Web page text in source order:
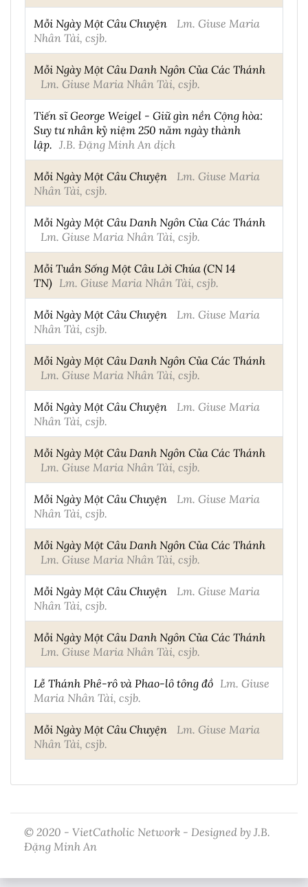
Mỗi Ngày Một Câu Chuyện
Lm. Giuse Maria
Nhân Tài, csjb.
Mỗi Ngày Một Câu Danh Ngôn Của Các Thánh
Lm. Giuse Maria Nhân Tài, csjb.
Tiến sĩ George Weigel - Giữ gìn nền Cộng hòa:
Suy tư nhân kỷ niệm 250 năm ngày thành
lập. J.B. Đặng Minh An dịch
Mỗi Ngày Một Câu Chuyện
Lm. Giuse Maria
Nhân Tài, csjb.
Mỗi Ngày Một Câu Danh Ngôn Của Các Thánh
Lm. Giuse Maria Nhân Tài, csjb.
Mỗi Tuần Sống Một Câu Lời Chúa (CN 14
TN) Lm. Giuse Maria Nhân Tài, csjb.
Mỗi Ngày Một Câu Chuyện
Lm. Giuse Maria
Nhân Tài, csjb.
Mỗi Ngày Một Câu Danh Ngôn Của Các Thánh
Lm. Giuse Maria Nhân Tài, csjb.
Mỗi Ngày Một Câu Chuyện
Lm. Giuse Maria
Nhân Tài, csjb.
Mỗi Ngày Một Câu Danh Ngôn Của Các Thánh
Lm. Giuse Maria Nhân Tài, csjb.
Mỗi Ngày Một Câu Chuyện
Lm. Giuse Maria
Nhân Tài, csjb.
Mỗi Ngày Một Câu Danh Ngôn Của Các Thánh
Lm. Giuse Maria Nhân Tài, csjb.
Mỗi Ngày Một Câu Chuyện
Lm. Giuse Maria
Nhân Tài, csjb.
Mỗi Ngày Một Câu Danh Ngôn Của Các Thánh
Lm. Giuse Maria Nhân Tài, csjb.
Lễ Thánh Phê-rô và Phao-lô tông đồ Lm. Giuse
Maria Nhân Tài, csjb.
Mỗi Ngày Một Câu Chuyện
Lm. Giuse Maria
Nhân Tài, csjb.
© 2020 - VietCatholic Network - Designed by J.B.
Đặng Minh An